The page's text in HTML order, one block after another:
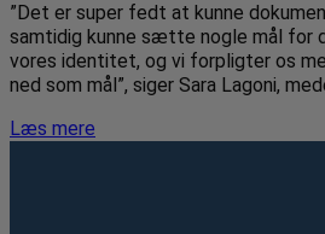
”Det er super fedt at kunne
samtidig kunne sætte nogle mål for
vores identitet, og vi forpligter os
ned som mål”, siger Sara Lagoni,
Læs mere